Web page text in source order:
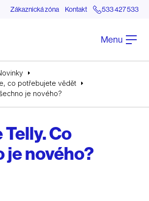
Zákaznická zóna Kontakt 533 427 533
Menu
co potřebujete vědět
je nového?
Telly. Co
je nového?